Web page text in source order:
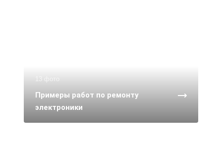
13 фото
Примеры работ по ремонту
электроники